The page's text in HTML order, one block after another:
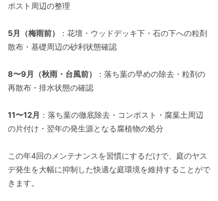
ポスト周辺の整理
5月（梅雨前）
：花壇・ウッドデッキ下・石の下への粒剤
散布・基礎周辺の砂利状態確認
8〜9月（秋雨・台風前）
：落ち葉の早めの除去・粒剤の
再散布・排水状態の確認
11〜12月 ：落ち葉の徹底除去・コンポスト・腐葉土周辺
の片付け・翌年の発生源となる腐植物の処分
この年4回のメンテナンスを習慣にするだけで、庭のヤス
デ発生を大幅に抑制した快適な庭環境を維持することがで
きます。